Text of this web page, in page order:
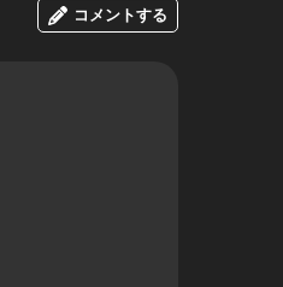
コメントする